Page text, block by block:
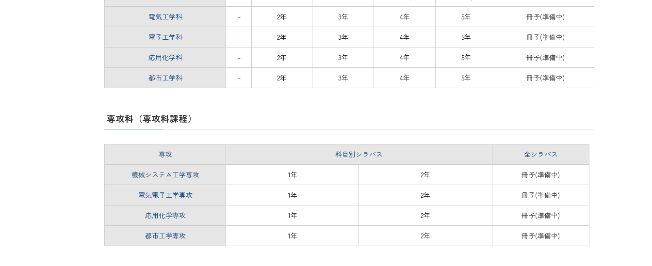
電気工学科 – 2年 3年 4年 5年 冊子(準備中)
電子工学科 – 2年 3年 4年 5年 冊子(準備中)
応用化学科 – 2年 3年 4年 5年 冊子(準備中)
都市工学科 – 2年 3年 4年 5年 冊子(準備中)
専攻科（専攻科課程）
専攻 科目別シラバス 全シラバス
機械システム工学専攻 1年 2年 冊子(準備中)
電気電子工学専攻 1年 2年 冊子(準備中)
応用化学専攻 1年 2年 冊子(準備中)
都市工学専攻 1年 2年 冊子(準備中)